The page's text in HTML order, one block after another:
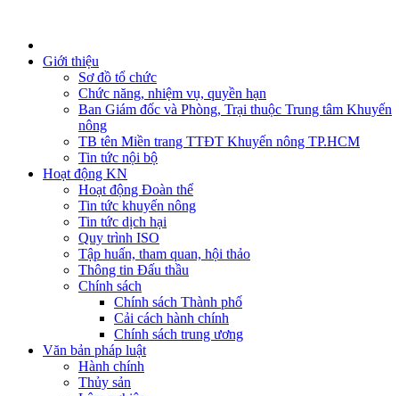
Giới thiệu
Sơ đồ tổ chức
Chức năng, nhiệm vụ, quyền hạn
Ban Giám đốc và Phòng, Trại thuộc Trung tâm Khuyến
nông
TB tên Miền trang TTĐT Khuyến nông TP.HCM
Tin tức nội bộ
Hoạt động KN
Hoạt động Đoàn thể
Tin tức khuyến nông
Tin tức dịch hại
Quy trình ISO
Tập huấn, tham quan, hội thảo
Thông tin Đấu thầu
Chính sách
Chính sách Thành phố
Cải cách hành chính
Chính sách trung ương
Văn bản pháp luật
Hành chính
Thủy sản